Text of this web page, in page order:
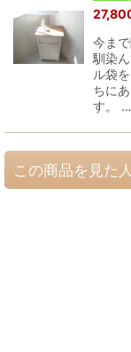
今ま
馴染
ル袋
ちに
す。 …
この商品を見た